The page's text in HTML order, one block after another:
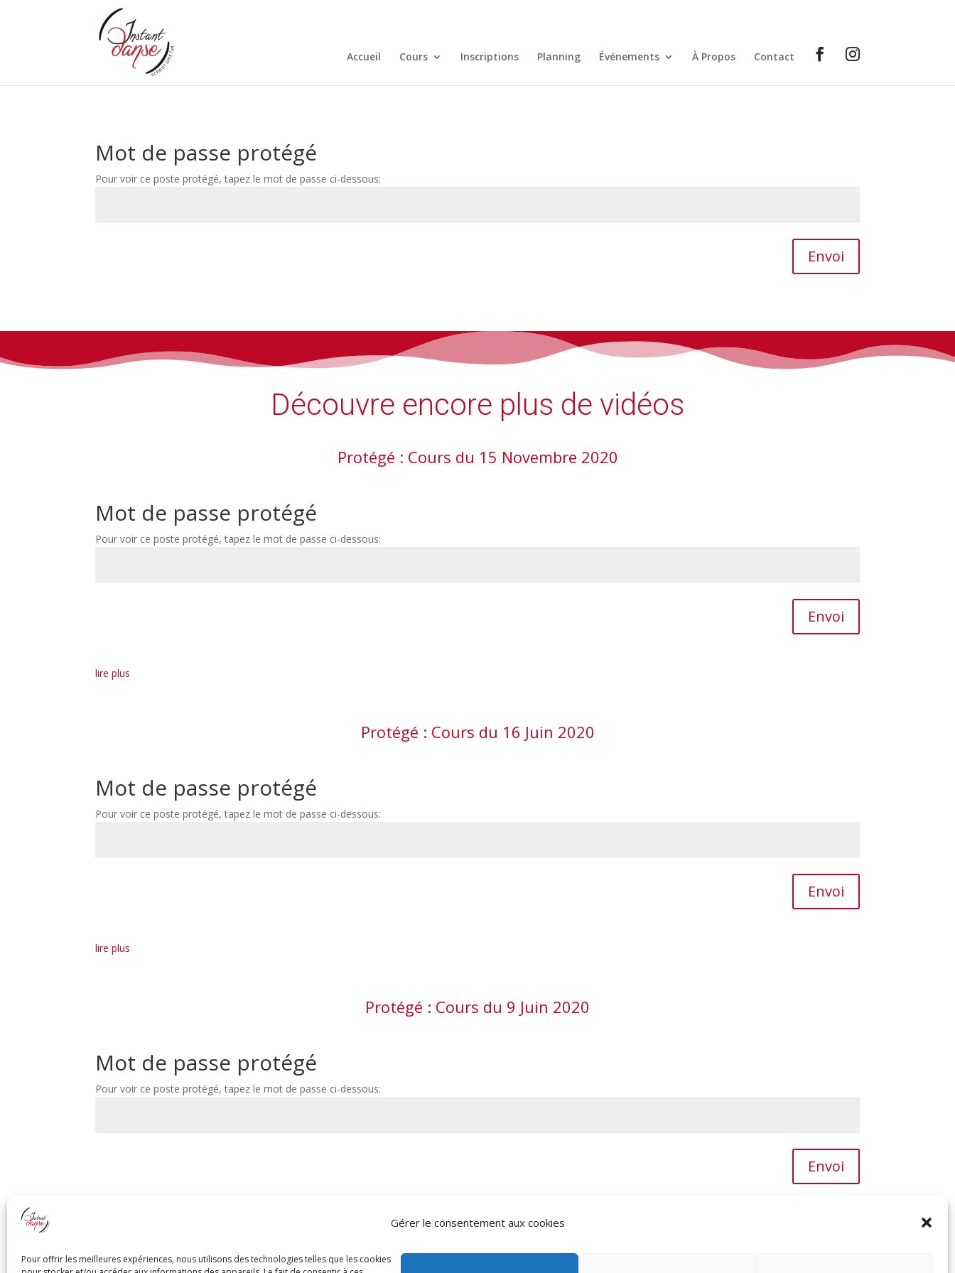
Gérer le consentement aux cookies
Pour offrir les meilleures expériences, nous utilisons des technologies telles que les cookies
Accueil Cours Inscriptions Planning Événements À Propos Contact
Mot de passe protégé
Pour voir ce poste protégé, tapez le mot de passe ci-dessous:
Envoi
Découvre encore plus de vidéos
Protégé : Cours du 15 Novembre 2020
Mot de passe protégé
Pour voir ce poste protégé, tapez le mot de passe ci-dessous:
Envoi
lire plus
Protégé : Cours du 16 Juin 2020
Mot de passe protégé
Pour voir ce poste protégé, tapez le mot de passe ci-dessous:
Envoi
lire plus
Protégé : Cours du 9 Juin 2020
Mot de passe protégé
Pour voir ce poste protégé, tapez le mot de passe ci-dessous:
Envoi